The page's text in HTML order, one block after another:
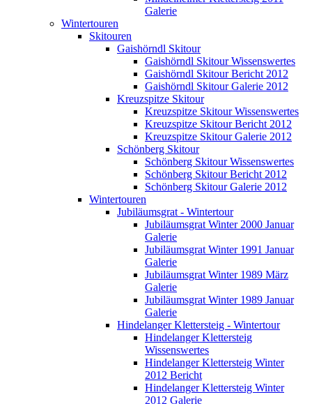
Galerie
Wintertouren
Skitouren
Gaishörndl Skitour
Gaishörndl Skitour Wissenswertes
Gaishörndl Skitour Bericht 2012
Gaishörndl Skitour Galerie 2012
Kreuzspitze Skitour
Kreuzspitze Skitour Wissenswertes
Kreuzspitze Skitour Bericht 2012
Kreuzspitze Skitour Galerie 2012
Schönberg Skitour
Schönberg Skitour Wissenswertes
Schönberg Skitour Bericht 2012
Schönberg Skitour Galerie 2012
Wintertouren
Jubiläumsgrat - Wintertour
Jubiläumsgrat Winter 2000 Januar
Galerie
Jubiläumsgrat Winter 1991 Januar
Galerie
Jubiläumsgrat Winter 1989 März
Galerie
Jubiläumsgrat Winter 1989 Januar
Galerie
Hindelanger Klettersteig - Wintertour
Hindelanger Klettersteig
Wissenswertes
Hindelanger Klettersteig Winter
2012 Bericht
Hindelanger Klettersteig Winter
2012 Galerie